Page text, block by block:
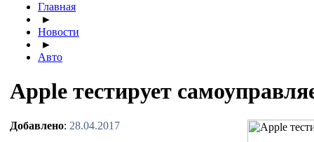
Главная
►
Новости
►
Авто
Apple тестирует
Добавлено: 28.04.2017